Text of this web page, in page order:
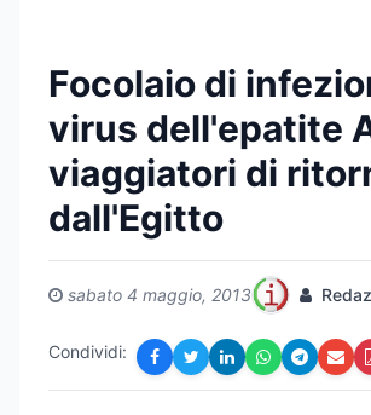
Focolaio di
virus dell'epatite
viaggiatori di
dall'Egitto
sabato 4 maggio, 2013
Condividi: